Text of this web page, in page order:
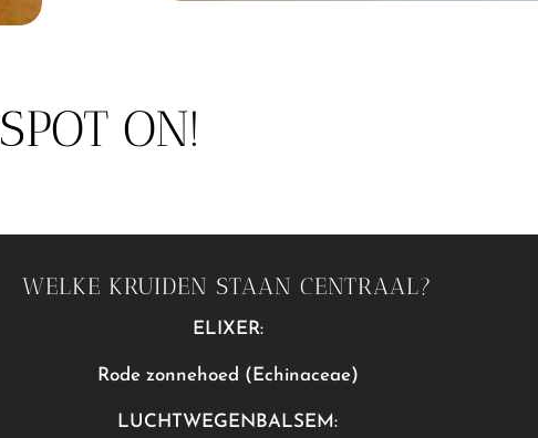
SPOT ON!
WELKE KRUIDEN STAAN CENTRAAL?
ELIXER:
Rode zonnehoed (Echinaceae)
LUCHTWEGENBALSEM: